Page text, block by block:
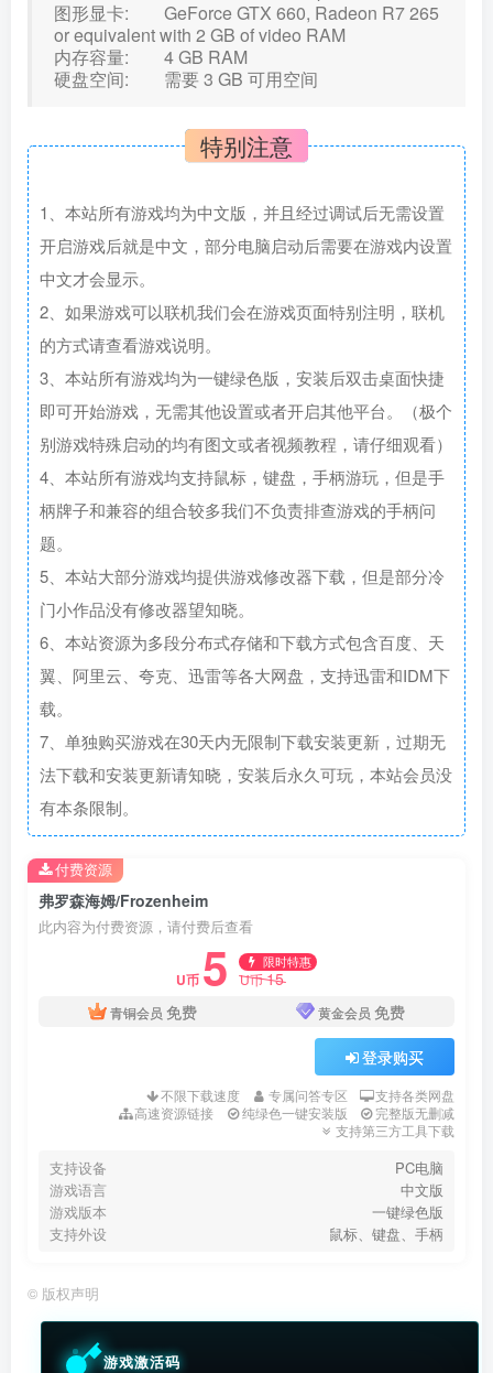
图形显卡: GeForce GTX 660, Radeon R7 265
or equivalent with 2 GB of video RAM
内存容量: 4 GB RAM
硬盘空间: 需要 3 GB 可用空间
特别注意
1、本站所有游戏均为中文版，并且经过调试后无需设置
开启游戏后就是中文，部分电脑启动后需要在游戏内设置
中文才会显示。
2、如果游戏可以联机我们会在游戏页面特别注明，联机
的方式请查看游戏说明。
3、本站所有游戏均为一键绿色版，安装后双击桌面快捷
即可开始游戏，无需其他设置或者开启其他平台。（极个
别游戏特殊启动的均有图文或者视频教程，请仔细观看）
4、本站所有游戏均支持鼠标，键盘，手柄游玩，但是手
柄牌子和兼容的组合较多我们不负责排查游戏的手柄问
题。
5、本站大部分游戏均提供游戏修改器下载，但是部分冷
门小作品没有修改器望知晓。
6、本站资源为多段分布式存储和下载方式包含百度、天
翼、阿里云、夸克、迅雷等各大网盘，支持迅雷和IDM下
载。
7、单独购买游戏在30天内无限制下载安装更新，过期无
法下载和安装更新请知晓，安装后永久可玩，本站会员没
有本条限制。
弗罗森海姆/Frozenheim
此内容为付费资源，请付费后查看
U币 5 限时特惠
U币15
青铜会员 免费 黄金会员 免费
登录购买
不限下载速度 专属问答专区
支持各类网盘
高速资源链接
纯绿色一键安装版
完整版无删减
支持第三方工具下载
支持设备
PC电脑
游戏语言
中文版
游戏版本
一键绿色版
支持外设
鼠标、键盘、手柄
付费资源
© 版权声明
游戏激活码